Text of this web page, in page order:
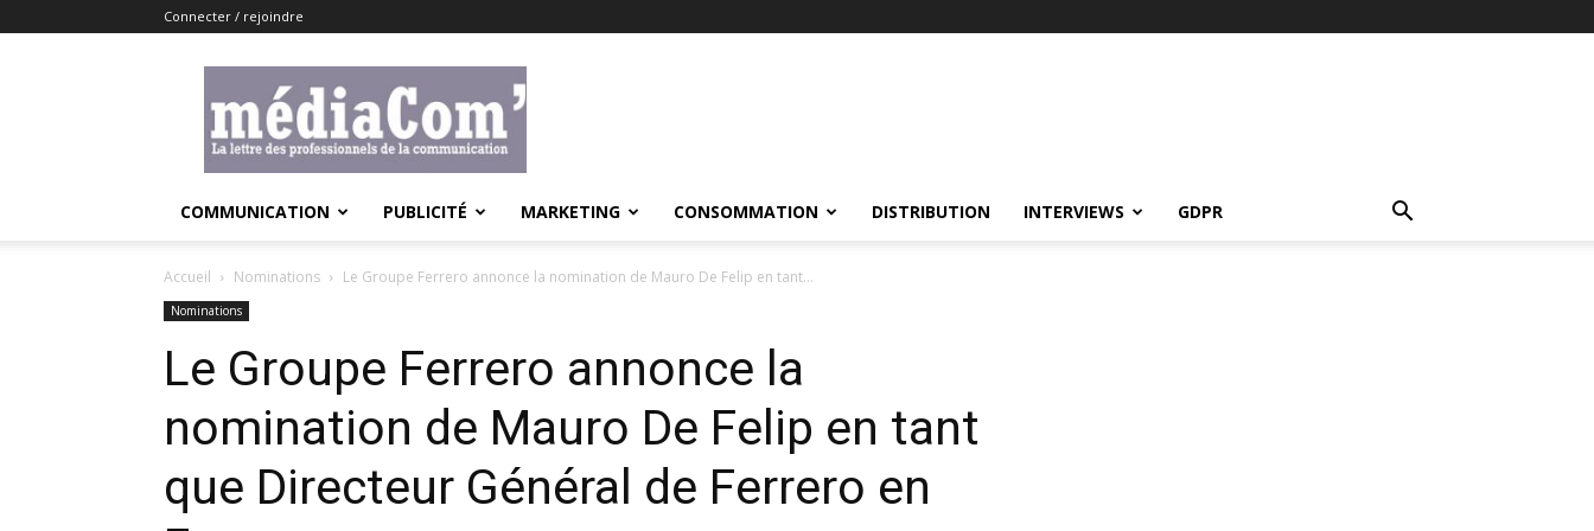
Connecter / rejoindre
COMMUNICATION PUBLICITÉ MARKETING CONSOMMATION DISTRIBUTION INTERVIEWS GDPR
Accueil Nominations Le Groupe Ferrero annonce la nomination de Mauro De Felip en tant...
Nominations
Le Groupe Ferrero annonce la
nomination de Mauro De Felip en tant
que Directeur Général de Ferrero en